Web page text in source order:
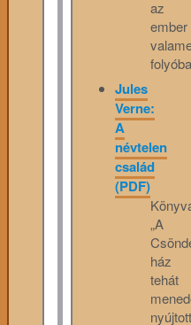
az
ember
Jules
Verne:
A
névtelen
család
(PDF)
„A
ház
tehát
nyújtott